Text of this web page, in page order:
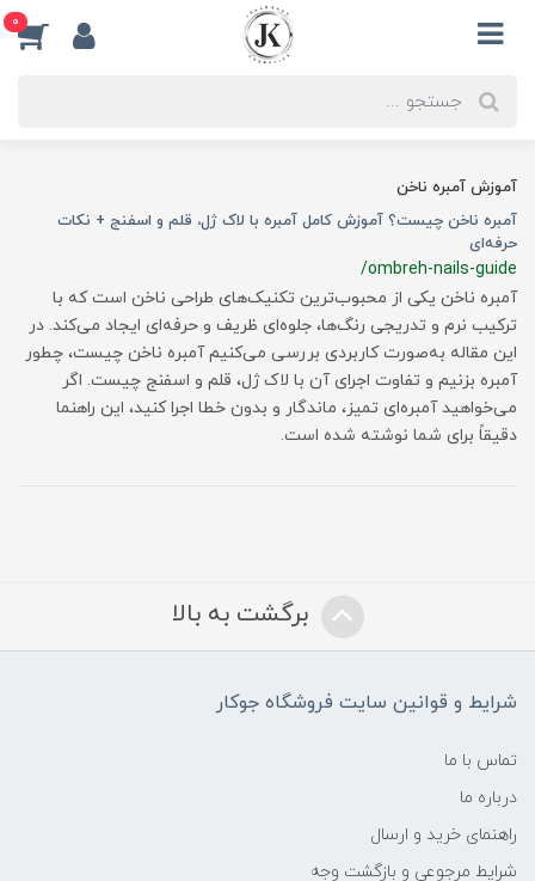
0
آموزش آمبره ناخن
آمبره ناخن چیست؟ آموزش کامل آمبره با لاک ژل، قلم و اسفنج + نکات
حرفه‌ای
/ombreh-nails-guide
آمبره ناخن یکی از محبوب‌ترین تکنیک‌های طراحی ناخن است که با
ترکیب نرم و تدریجی رنگ‌ها، جلوه‌ای ظریف و حرفه‌ای ایجاد می‌کند. در
این مقاله به‌صورت کاربردی بررسی می‌کنیم آمبره ناخن چیست، چطور
آمبره بزنیم و تفاوت اجرای آن با لاک ژل، قلم و اسفنج چیست. اگر
می‌خواهید آمبره‌ای تمیز، ماندگار و بدون خطا اجرا کنید، این راهنما
دقیقاً برای شما نوشته شده است.
برگشت به بالا
شرایط و قوانین سایت فروشگاه جوکار
تماس با ما
درباره ما
راهنمای خرید و ارسال
شرایط مرجوعی و بازگشت وجه